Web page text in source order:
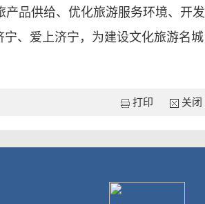
产品供给、优化旅游服务环境、开发
、爱上济宁，为建设文化旅游名城
打印 关闭